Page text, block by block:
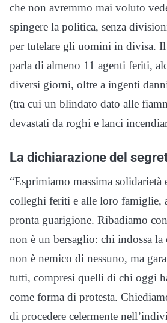
che non avremmo mai voluto
spingere la politica, senza
per tutelare gli uomini in divisa.
parla di almeno 11 agenti feriti,
diversi giorni, oltre a ingenti
(tra cui un blindato dato alle
devastati da roghi e lanci
La dichiarazione del
“Esprimiamo massima
colleghi feriti e alle loro famiglie,
pronta guarigione. Ribadiamo
non è un bersaglio: chi indossa la
non è nemico di nessuno, ma
tutti, compresi quelli di chi oggi
come forma di protesta.
di procedere celermente